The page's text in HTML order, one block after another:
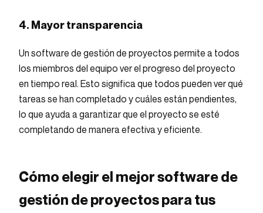
4. Mayor transparencia
Un software de gestión de proyectos permite a todos
los miembros del equipo ver el progreso del proyecto
en tiempo real. Esto significa que todos pueden ver qué
tareas se han completado y cuáles están pendientes,
lo que ayuda a garantizar que el proyecto se esté
completando de manera efectiva y eficiente.
Cómo elegir el mejor software de
gestión de proyectos para tus